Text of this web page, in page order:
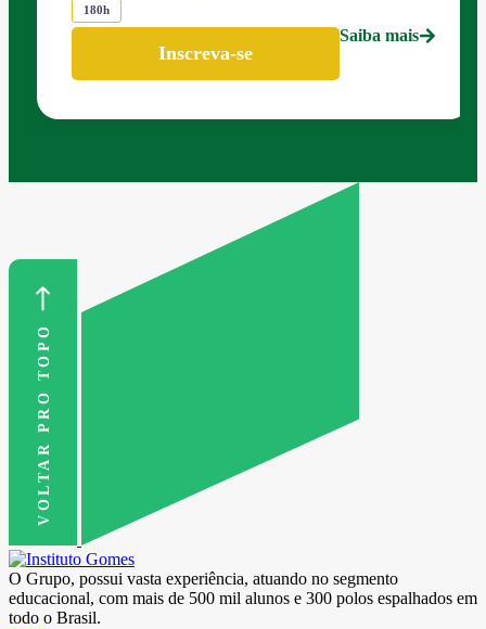
180h
Inscreva-se
Saiba mais
VOLTAR PRO TOPO
O Grupo, possui vasta experiência, atuando no segmento
educacional, com mais de 500 mil alunos e 300 polos espalhados em
todo o Brasil.